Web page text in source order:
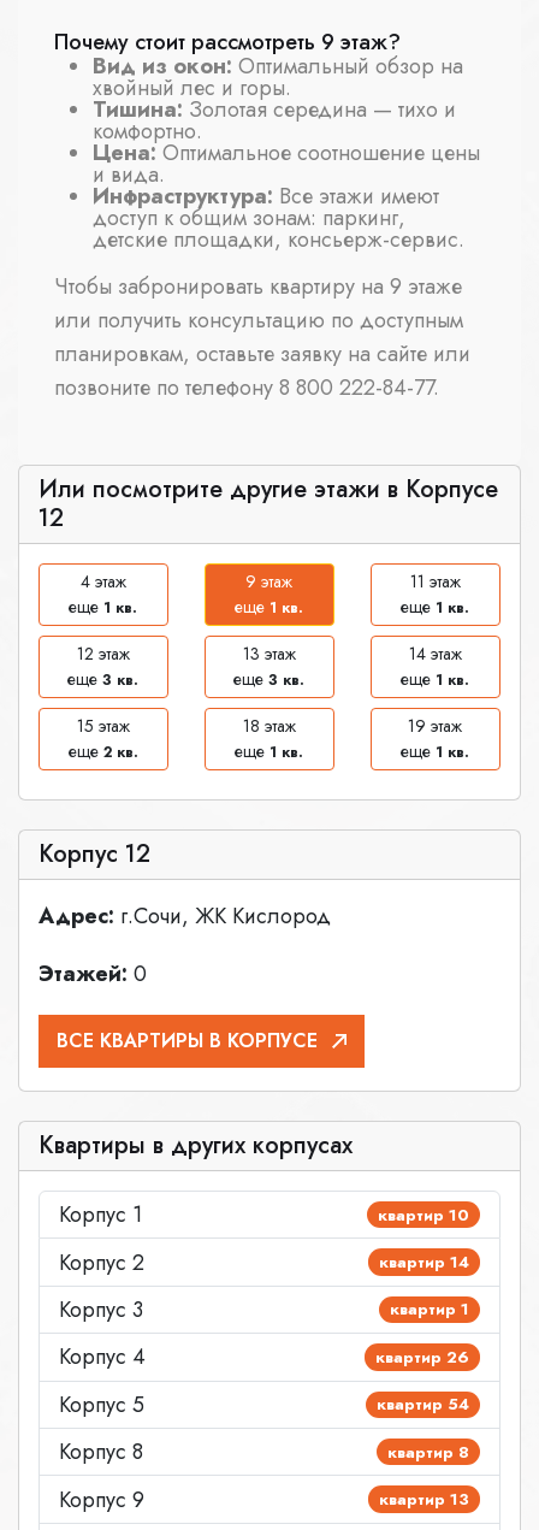
Почему стоит рассмотреть 9 этаж?
Вид из окон: Оптимальный обзор на
хвойный лес и горы.
Тишина: Золотая середина — тихо и
комфортно.
Цена:Оптимальное соотношение цены
и вида.
Инфраструктура: Все этажи имеют
доступ к общим зонам: паркинг,
детские площадки, консьерж-сервис.
Чтобы забронировать квартиру на 9 этаже
или получить консультацию по доступным
планировкам, оставьте заявку на сайте или
позвоните по телефону 8 800 222-84-77.
Или посмотрите другие этажи в Корпусе
12
4 этаж
еще 1 кв.
9 этаж
еще 1 кв.
11 этаж
еще 1 кв.
12 этаж
еще3 кв.
13 этаж
еще3 кв.
14 этаж
еще 1 кв.
15 этаж
еще 2 кв.
18 этаж
еще 1 кв.
19 этаж
еще 1 кв.
Корпус 12
Адрес: г.Сочи, ЖК Кислород
Этажей: 0
ВСЕ КВАРТИРЫ В КОРПУСЕ
Квартиры в других корпусах
Корпус 1 квартир 10
Корпус 2 квартир 14
Корпус 3 квартир 1
Корпус 4 квартир 26
Корпус 5 квартир 54
Корпус 8 квартир 8
Корпус 9 квартир 13